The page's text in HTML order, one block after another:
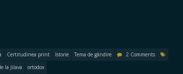
Certitudinea print Istorie Tema de gândire
2 Comments
la Jilava ortodox